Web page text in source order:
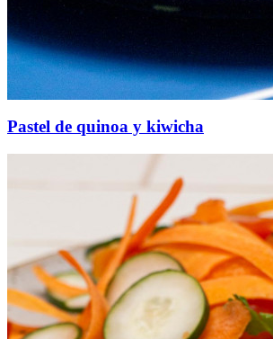
Pastel de quinoa y kiwicha